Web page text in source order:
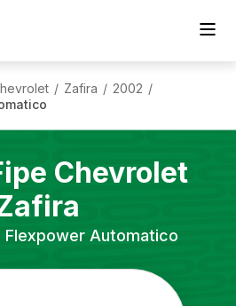
/ Zafira / 2002 /
Chevrolet
Flexpower Automatico